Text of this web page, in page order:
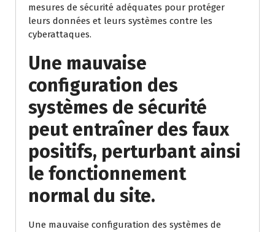
mesures de sécurité adéquates pour protéger
leurs données et leurs systèmes contre les
cyberattaques.
Une mauvaise
configuration des
systèmes de sécurité
peut entraîner des faux
positifs, perturbant ainsi
le fonctionnement
normal du site.
Une mauvaise configuration des systèmes de